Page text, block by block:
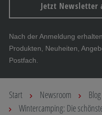
Jetzt Newsletter
Nach der Anmeldung
Produkten, Neuheiten,
Postfach.
Start Newsroom
Blog
Wintercamping: Die